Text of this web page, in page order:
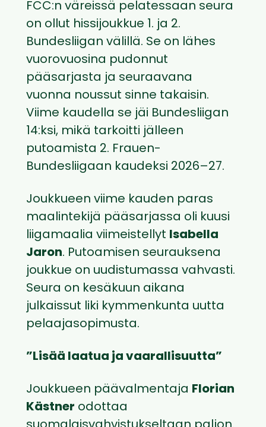
FCC:n väreissä pelatessaan seura
on ollut hissijoukkue 1. ja 2.
Bundesliigan välillä. Se on lähes
vuorovuosina pudonnut
pääsarjasta ja seuraavana
vuonna noussut sinne takaisin.
Viime kaudella se jäi Bundesliigan
14:ksi, mikä tarkoitti jälleen
putoamista 2. Frauen-
Bundesliigaan kaudeksi 2026–27.
Joukkueen viime kauden paras
maalintekijä pääsarjassa oli kuusi
liigamaalia viimeistellyt Isabella
Jaron. Putoamisen seurauksena
joukkue on uudistumassa vahvasti.
Seura on kesäkuun aikana
julkaissut liki kymmenkunta uutta
pelaajasopimusta.
”Lisää laatua ja vaarallisuutta”
Joukkueen päävalmentaja Florian
Kästner odottaa